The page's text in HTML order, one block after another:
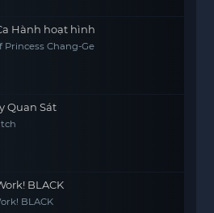
Hành hoạt hình
Princess Chang-Ge
Quan Sát
BLACK
BLACK